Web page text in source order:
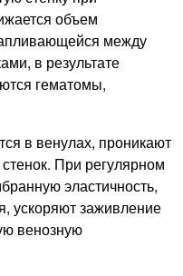
объем
между
в результате
гематомы,
в венулах, проникают
При регулярном
эластичность,
ускоряют заживление
венозную